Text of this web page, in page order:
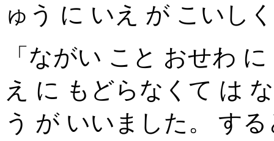
ゅう に いえ が こいし
「ながい こと おせわ
え に もどらなくて は
う が いいました。 す